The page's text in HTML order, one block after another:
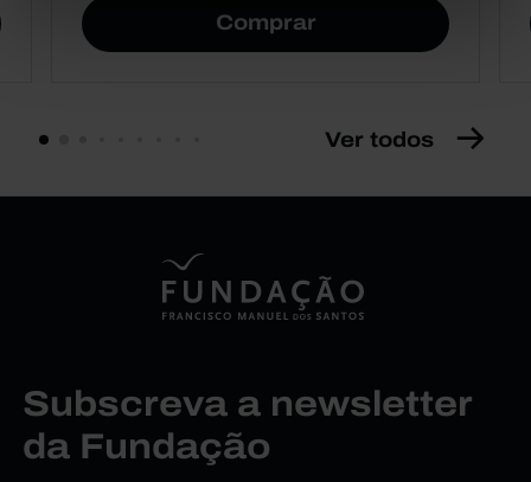
Comprar
Ver todos
Subscreva a newsletter
da Fundação